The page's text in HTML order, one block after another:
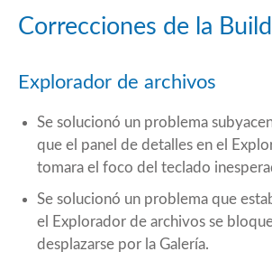
Correcciones de la
Explorador de archivos
Se solucionó un problema
que el panel de detalles en el
tomara el foco del teclado
Se solucionó un problema que
el Explorador de archivos se
desplazarse por la Galería.